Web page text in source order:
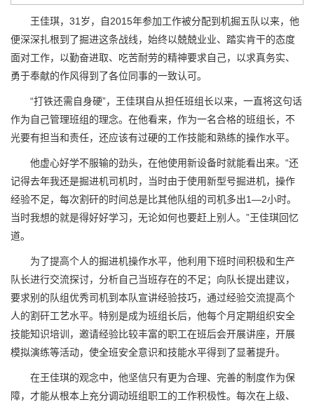
王佳琪，31岁，自2015年参加工作被分配到机掘五队以来，他
便深深扎根到了掘进这条战线，始终以兢兢业业、踏实肯干的态度
面对工作，以勤奋进取、吃苦耐劳的精神要求自己，以求真务实、
勇于奉献的作风得到了各位同事的一致认可。
“打铁还需自身硬”，王佳琪自从担任班组长以来，一直将这句话
作为自己管理班组的理念。在他看来，作为一名合格的班组长，不
光要有担当和责任，还应该有过硬的工作技能和熟练的操作水平。
他虚心好学不服输的劲头，在他使用新设备时就能看出来。“还
记得去年我还是掘进机司机时，当时由于使用新型号掘进机，操作
经验不足，每次割矸的时间总是比其他队组的司机多出1—2小时。
当时我想的就是得好好学习，无论如何也要赶上别人。”王佳琪回忆
道。
为了提高个人的掘进机操作水平，他利用下班时间积极和生产
队长进行交流探讨，分析自己当班存在的不足；向队长提出建议，
要求别的队组优秀司机到本队宣讲经验技巧，通过经验交流提高个
人的割矸工艺水平。特别是成为班组长后，他每个月定期组织安全
技能知识培训，邀请经验比较丰富的职工在班后会开展讲座，开展
模拟演练等活动，使全班安全意识和技能水平得到了显著提升。
在王佳琪的观念中，他坚信只有更为合理、完善的制度作为保
障，才能从根本上充分调动班组职工的工作积极性。每次在上级、